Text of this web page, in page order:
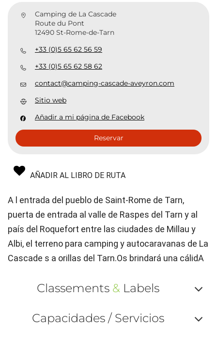
Camping de La Cascade
Route du Pont
12490 St-Rome-de-Tarn
+33 (0)5 65 62 56 59
+33 (0)5 65 62 58 62
contact@camping-cascade-aveyron.com
Sitio web
Añadir a mi página de Facebook
Reservar
AÑADIR AL LIBRO DE RUTA
A l entrada del pueblo de Saint-Rome de Tarn,
puerta de entrada al valle de Raspes del Tarn y al
país del Roquefort entre las ciudades de Millau y
Albi, el terreno para camping y autocaravanas de La
Cascade s a orillas del Tarn.Os brindará una cálidA
Classements &Labels
ou
Capacidades / Servicios